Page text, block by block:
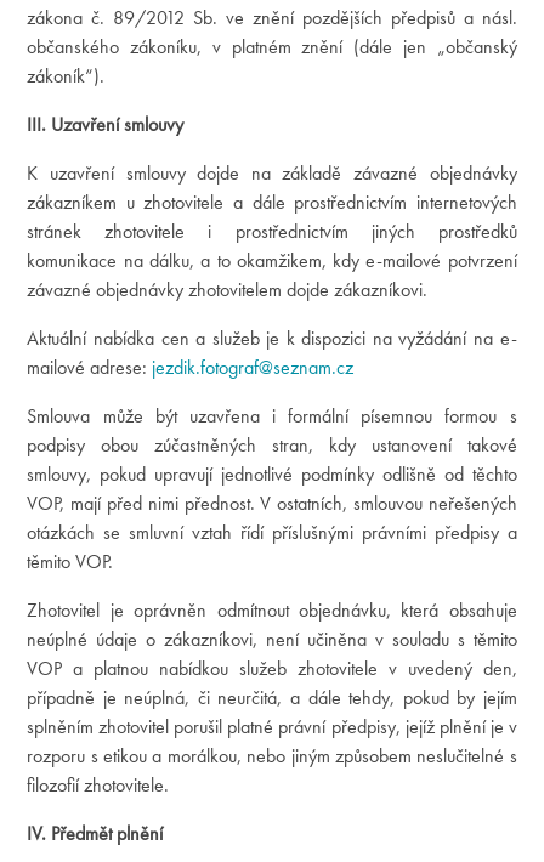
zákona č. 89/2012 Sb. ve znění pozdějších předpisů a násl.
občanského zákoníku, v platném znění (dále jen „občanský
zákoník“).
III. Uzavření smlouvy
K uzavření smlouvy dojde na základě závazné objednávky
zákazníkem u zhotovitele a dále prostřednictvím internetových
stránek zhotovitele i prostřednictvím jiných prostředků
komunikace na dálku, a to okamžikem, kdy e-mailové potvrzení
závazné objednávky zhotovitelem dojde zákazníkovi.
Aktuální nabídka cen a služeb je k dispozici na vyžádání na e-
mailové adrese: jezdik.fotograf@seznam.cz
Smlouva může být uzavřena i formální písemnou formou s
podpisy obou zúčastněných stran, kdy ustanovení takové
smlouvy, pokud upravují jednotlivé podmínky odlišně od těchto
VOP, mají před nimi přednost. V ostatních, smlouvou neřešených
otázkách se smluvní vztah řídí příslušnými právními předpisy a
těmito VOP.
Zhotovitel je oprávněn odmítnout objednávku, která obsahuje
neúplné údaje o zákazníkovi, není učiněna v souladu s těmito
VOP a platnou nabídkou služeb zhotovitele v uvedený den,
případně je neúplná, či neurčitá, a dále tehdy, pokud by jejím
splněním zhotovitel porušil platné právní předpisy, jejíž plnění je v
rozporu s etikou a morálkou, nebo jiným způsobem neslučitelné s
filozofií zhotovitele.
IV. Předmět plnění